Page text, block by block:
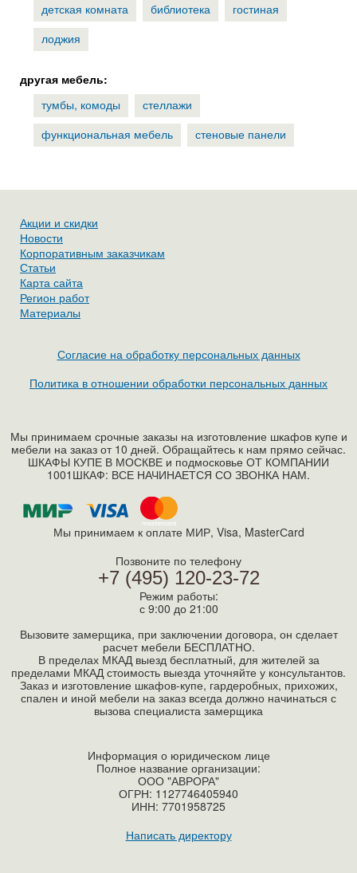
детская комната
библиотека
гостиная
лоджия
другая мебель:
тумбы, комоды
стеллажи
функциональная мебель
стеновые панели
Акции и скидки
Новости
Корпоративным заказчикам
Статьи
Карта сайта
Регион работ
Материалы
Согласие на обработку персональных данных
Политика в отношении обработки персональных данных
Мы принимаем срочные заказы на изготовление шкафов купе и
мебели на заказ от 10 дней. Обращайтесь к нам прямо сейчас.
ШКАФЫ КУПЕ В МОСКВЕ и подмосковье ОТ КОМПАНИИ
1001ШКАФ: ВСЕ НАЧИНАЕТСЯ СО ЗВОНКА НАМ.
Мы принимаем к оплате МИР, Visa, MasterСard
Позвоните по телефону
+7 (495) 120-23-72
Режим работы:
с 9:00 до 21:00
Вызовите замерщика, при заключении договора, он сделает
расчет мебели БЕСПЛАТНО.
В пределах МКАД выезд бесплатный, для жителей за
пределами МКАД стоимость выезда уточняйте у консультантов.
Заказ и изготовление шкафов-купе, гардеробных, прихожих,
спален и иной мебели на заказ всегда должно начинаться с
вызова специалиста замерщика
Информация о юридическом лице
Полное название организации:
ООО "АВРОРА"
ОГРН: 1127746405940
ИНН: 7701958725
Написать директору